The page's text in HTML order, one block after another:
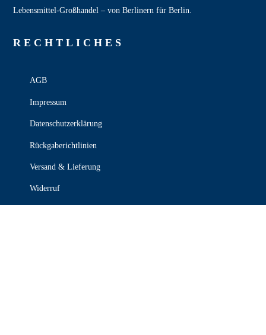
Lebensmittel‑Großhandel – von Berlinern für Berlin.
RECHT­LICHES
AGB
Impressum
Datenschutzerklärung
Rückgaberichtlinien
Versand & Lieferung
Widerruf